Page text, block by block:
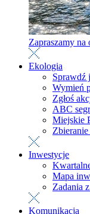
Zapraszamy
Ekologia
Sprawdź
Wymień
Zgłoś
ABC
Miejskie
Inwestycje
Mapa
Zadania
Komunikacja